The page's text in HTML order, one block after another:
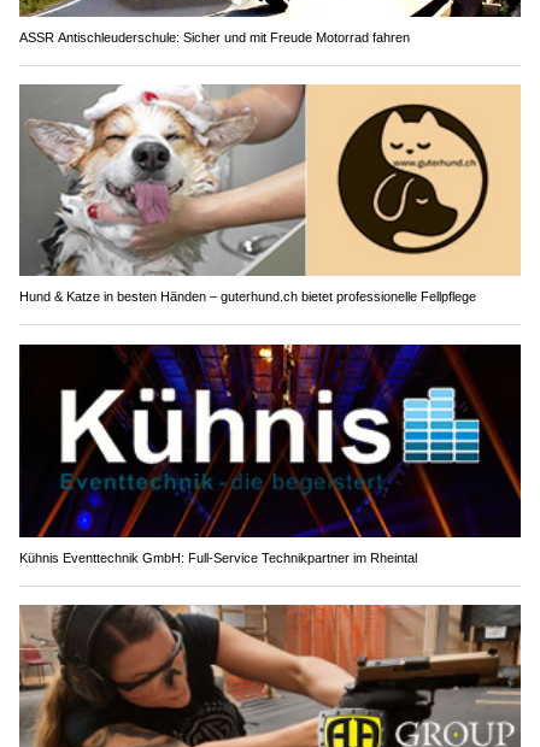
ASSR Antischleuderschule: Sicher und mit Freude Motorrad fahren
Hund & Katze in besten Händen – guterhund.ch bietet professionelle Fellpflege
Kühnis Eventtechnik GmbH: Full-Service Technikpartner im Rheintal